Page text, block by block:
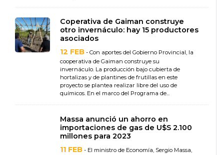
Coperativa de Gaiman construye
otro invernáculo: hay 15 productores
asociados
12 FEB - Con aportes del Gobierno Provincial, la
cooperativa de Gaiman construye su
invernáculo. La producción bajo cubierta de
hortalizas y de plantines de frutillas en este
proyecto se plantea realizar libre del uso de
químicos. En el marco del Programa de...
Massa anunció un ahorro en
importaciones de gas de U$S 2.100
millones para 2023
11 FEB - El ministro de Economía, Sergio Massa,